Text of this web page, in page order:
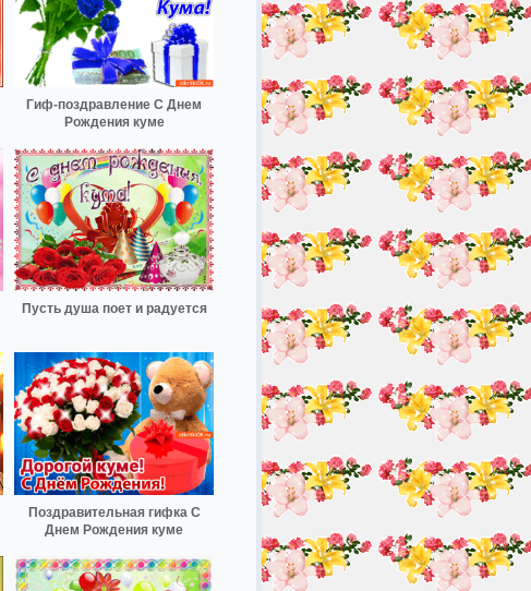
Гиф-поздравление С Днем
Рождения куме
Пусть душа поет и радуется
Поздравительная гифка С
Днем Рождения куме